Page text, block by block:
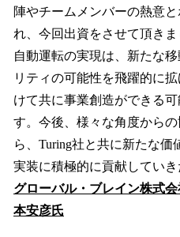
陣やチームメンバーの熱意
れ、今回出資をさせて頂き
自動運転の実現は、新たな
リティの可能性を飛躍的に
けて共に事業創造ができる
す。今後、様々な角度から
ら、Turing社と共に新たな
実装に積極的に貢献していき
グローバル・ブレイン株
本安彦氏